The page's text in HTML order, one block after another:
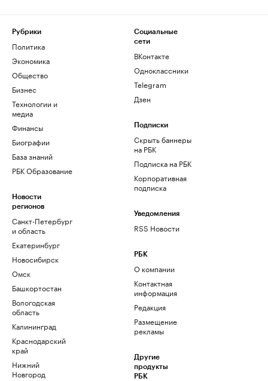
Рубрики
Политика
Экономика
Общество
Бизнес
Технологии и
медиа
Финансы
Биографии
База знаний
РБК Образование
Новости
регионов
Санкт-Петербург
и область
Екатеринбург
Новосибирск
Омск
Башкортостан
Вологодская
область
Калининград
Краснодарский
край
Нижний
Новгород
Социальные
сети
ВКонтакте
Одноклассники
Telegram
Дзен
Подписки
Скрыть баннеры
на РБК
Подписка на РБК
Корпоративная
подписка
Уведомления
RSS Новости
РБК
О компании
Контактная
информация
Редакция
Размещение
рекламы
Другие
продукты
РБК